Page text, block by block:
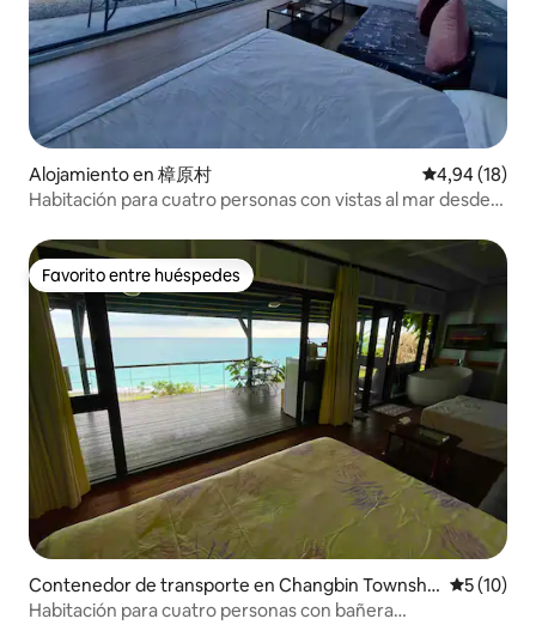
Alojamiento en 樟原村 Calificación
4,94 (18)
Habitación para cuatro personas con vistas al mar desde
Favorito entre huéspedes
Favorito entre huéspedes
Contenedor de transporte en Changbin Townshi
p
5 (10)
Habitación para cuatro personas con bañera